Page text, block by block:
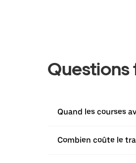
Quand les courses
Combien coûte le